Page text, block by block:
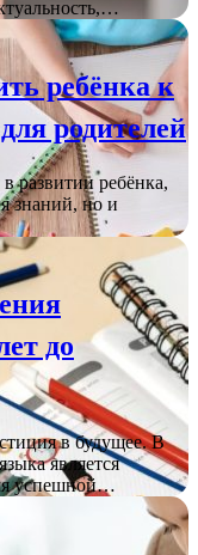
ребёнка к
родителей
развитии ребёнка,
знаний, но и
до
в будущее. В
является
успешной…